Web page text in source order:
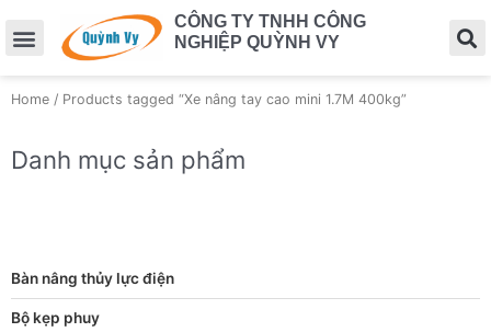
CÔNG TY TNHH CÔNG
NGHIỆP QUỲNH VY
Home / Products tagged “Xe nâng tay cao mini 1.7M 400kg”
Danh mục sản phẩm
Bàn nâng thủy lực điện
Bộ kẹp phuy